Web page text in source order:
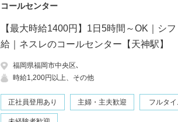
コールセンター
【最大時給1400円】1日5時間～OK｜シ
給｜ネスレのコールセンター【天神駅】
福岡県福岡市中央区､
時給1,200円以上、その他
正社員登用あり 主婦・主夫歓迎 フルタイ